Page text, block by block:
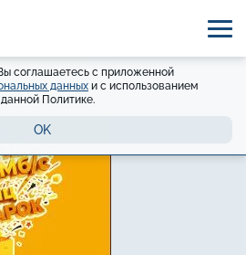
соглашаетесь с приложенной
данных и с использованием
Политике.
OK